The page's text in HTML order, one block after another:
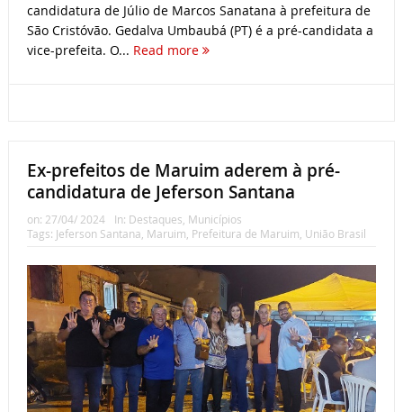
candidatura de Júlio de Marcos Sanatana à prefeitura de
São Cristóvão. Gedalva Umbaubá (PT) é a pré-candidata a
vice-prefeita. O... Read more
Ex-prefeitos de Maruim aderem à pré-
candidatura de Jeferson Santana
on: 27/04/ 2024 In: Destaques Municípios
Tags: Jeferson Santana Maruim Prefeitura de Maruim União Brasil